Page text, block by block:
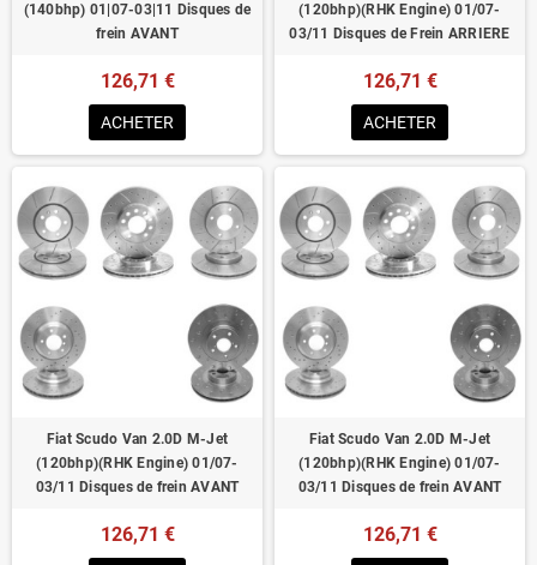
(140bhp) 01|07-03|11 Disques de
frein AVANT
126,71 €
ACHETER
(120bhp)(RHK Engine) 01/07-
03/11 Disques de Frein ARRIERE
126,71 €
ACHETER
Fiat Scudo Van 2.0D M-Jet
(120bhp)(RHK Engine) 01/07-
03/11 Disques de frein AVANT
126,71 €
Fiat Scudo Van 2.0D M-Jet
(120bhp)(RHK Engine) 01/07-
03/11 Disques de frein AVANT
126,71 €